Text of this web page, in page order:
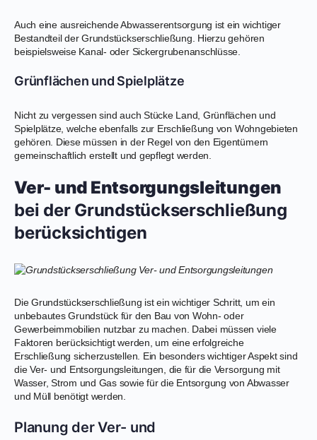
Auch eine ausreichende Abwasserentsorgung ist ein wichtiger
Bestandteil der Grundstückserschließung. Hierzu gehören
beispielsweise Kanal- oder Sickergrubenanschlüsse.
Grünflächen und Spielplätze
Nicht zu vergessen sind auch Stücke Land, Grünflächen und
Spielplätze, welche ebenfalls zur Erschließung von Wohngebieten
gehören. Diese müssen in der Regel von den Eigentümern
gemeinschaftlich erstellt und gepflegt werden.
Ver- und Entsorgungsleitungen
bei der Grundstückserschließung
berücksichtigen
Die Grundstückserschließung ist ein wichtiger Schritt, um ein
unbebautes Grundstück für den Bau von Wohn- oder
Gewerbeimmobilien nutzbar zu machen. Dabei müssen viele
Faktoren berücksichtigt werden, um eine erfolgreiche
Erschließung sicherzustellen. Ein besonders wichtiger Aspekt sind
die Ver- und Entsorgungsleitungen, die für die Versorgung mit
Wasser, Strom und Gas sowie für die Entsorgung von Abwasser
und Müll benötigt werden.
Planung der Ver- und